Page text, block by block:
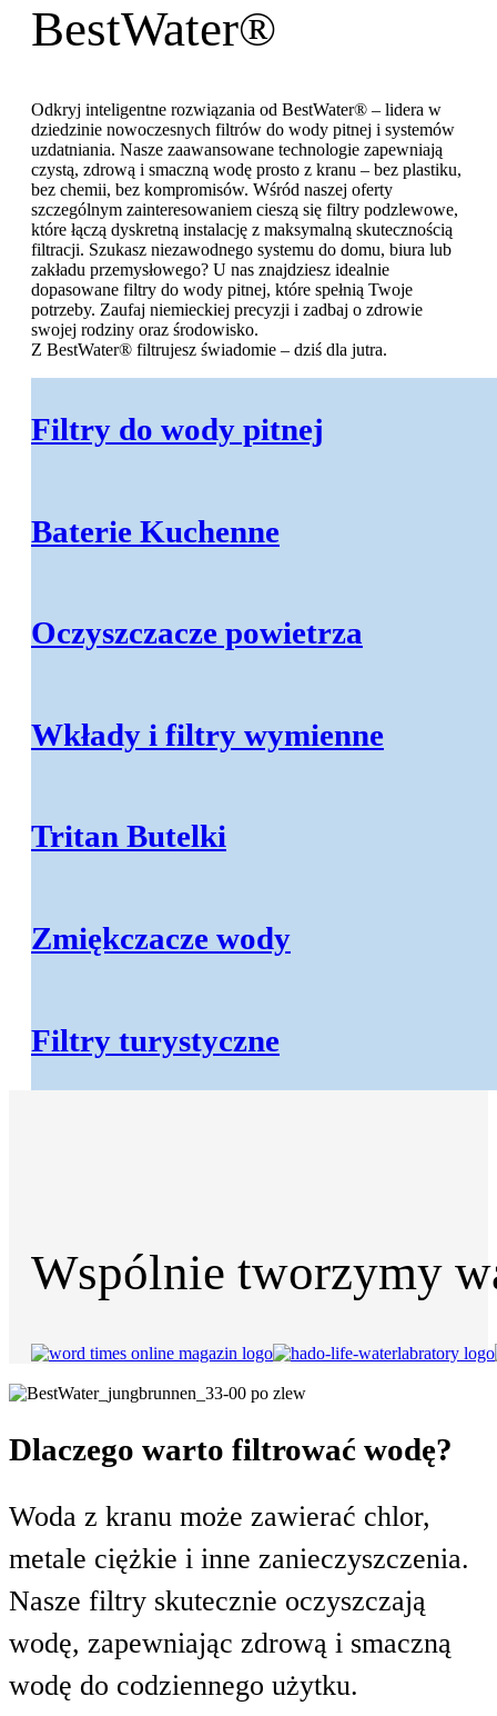
Akcesoria do wody
BestWater®
Odkryj inteligentne rozwiązania od BestWater® – lidera w
dziedzinie nowoczesnych filtrów do wody pitnej i systemów
uzdatniania. Nasze zaawansowane technologie zapewniają
czystą, zdrową i smaczną wodę prosto z kranu – bez plastiku,
bez chemii, bez kompromisów. Wśród naszej oferty
szczególnym zainteresowaniem cieszą się filtry podzlewowe,
które łączą dyskretną instalację z maksymalną skutecznością
filtracji. Szukasz niezawodnego systemu do domu, biura lub
zakładu przemysłowego? U nas znajdziesz idealnie
dopasowane filtry do wody pitnej, które spełnią Twoje
potrzeby. Zaufaj niemieckiej precyzji i zadbaj o zdrowie
swojej rodziny oraz środowisko.
Z BestWater® filtrujesz świadomie – dziś dla jutra.
Filtry do wody pitnej
Baterie Kuchenne
Oczyszczacze powietrza
Wkłady i filtry wymienne
Tritan Butelki
Zmiękczacze wody
Filtry turystyczne
Wspólnie tworzymy
Dlaczego warto filtrować wodę?
Woda z kranu może zawierać chlor,
metale ciężkie i inne zanieczyszczenia.
Nasze filtry skutecznie oczyszczają
wodę, zapewniając zdrową i smaczną
wodę do codziennego użytku.